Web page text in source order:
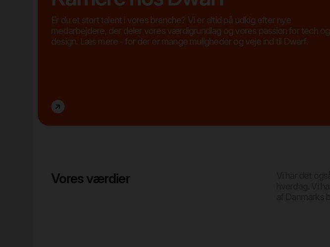
Er du et stort talent i vores branche? Vi er altid på udkig efter nye
medarbejdere, der deler vores værdigrundlag og vores passion for tech og
design. Læs mere - for der er mange muligheder og veje ind til Dwarf.
Vores værdier